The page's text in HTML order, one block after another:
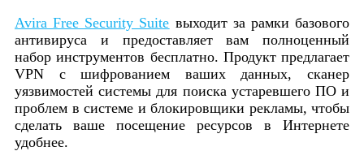
Avira Free Security Suite выходит за рамки базового
антивируса и предоставляет вам полноценный
набор инструментов бесплатно. Продукт предлагает
VPN с шифрованием ваших данных, сканер
уязвимостей системы для поиска устаревшего ПО и
проблем в системе и блокировщики рекламы, чтобы
сделать ваше посещение ресурсов в Интернете
удобнее.